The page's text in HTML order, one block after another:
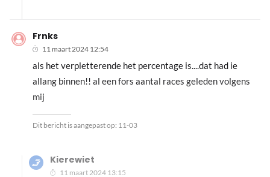
Frnks
11 maart 2024 12:54
als het verpletterende het percentage is....dat had ie
allang binnen!! al een fors aantal races geleden volgens
mij
Dit bericht is aangepast op: 11-03
Kierewiet
11 maart 2024 13:15